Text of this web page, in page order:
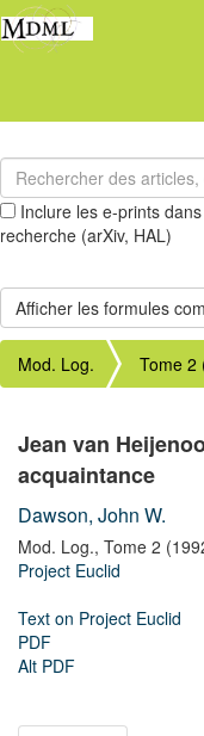
Inclure les e-prints
recherche (arXiv, HAL)
Mod. Log. Tome 2
Jean van
acquaintance
Dawson, John W.
Mod. Log., Tome 2
Project Euclid
Text on Project Euclid
PDF
Alt PDF